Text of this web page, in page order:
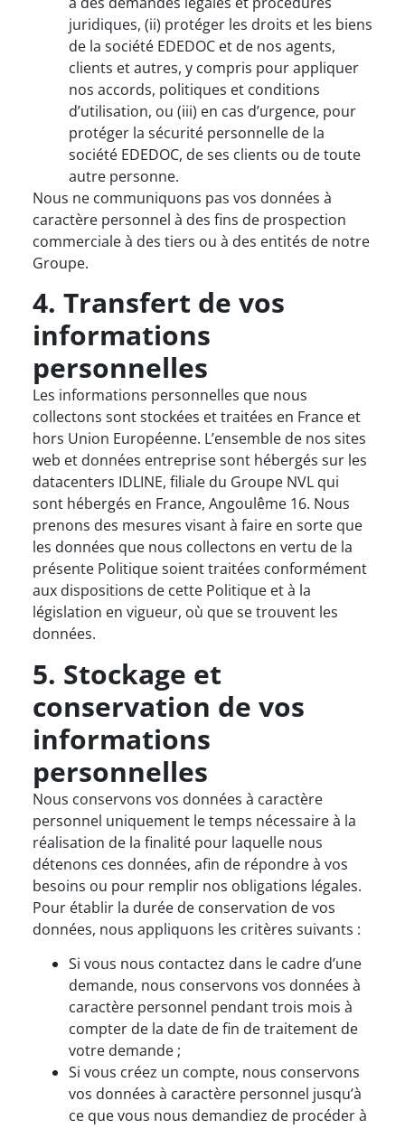
juridiques, (ii) protéger les droits et les biens
de la société EDEDOC et de nos agents,
clients et autres, y compris pour appliquer
nos accords, politiques et conditions
d’utilisation, ou (iii) en cas d’urgence, pour
protéger la sécurité personnelle de la
société EDEDOC, de ses clients ou de toute
autre personne.
Nous ne communiquons pas vos données à
caractère personnel à des fins de prospection
commerciale à des tiers ou à des entités de notre
Groupe.
4. Transfert de vos
informations
personnelles
Les informations personnelles que nous
collectons sont stockées et traitées en France et
hors Union Européenne. L’ensemble de nos sites
web et données entreprise sont hébergés sur les
datacenters IDLINE, filiale du Groupe NVL qui
sont hébergés en France, Angoulême 16. Nous
prenons des mesures visant à faire en sorte que
les données que nous collectons en vertu de la
présente Politique soient traitées conformément
aux dispositions de cette Politique et à la
législation en vigueur, où que se trouvent les
données.
5. Stockage et
conservation de vos
informations
personnelles
Nous conservons vos données à caractère
personnel uniquement le temps nécessaire à la
réalisation de la finalité pour laquelle nous
détenons ces données, afin de répondre à vos
besoins ou pour remplir nos obligations légales.
Pour établir la durée de conservation de vos
données, nous appliquons les critères suivants :
Si vous nous contactez dans le cadre d’une
demande, nous conservons vos données à
caractère personnel pendant trois mois à
compter de la date de fin de traitement de
votre demande ;
Si vous créez un compte, nous conservons
vos données à caractère personnel jusqu’à
ce que vous nous demandiez de procéder à